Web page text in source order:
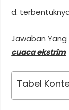
d.
Jawaban Yang
cuaca ekstrim
Tabel